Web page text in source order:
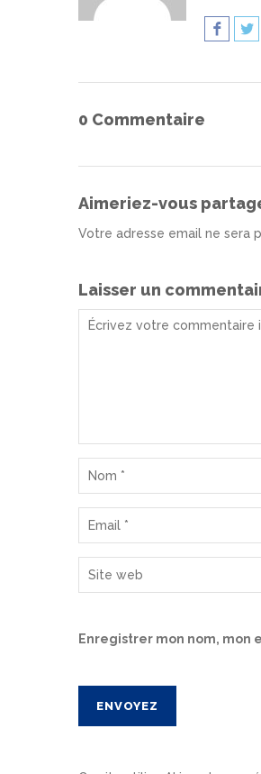
0 Commentaire
Aimeriez-vous
Votre adresse email ne sera
Laisser un
Enregistrer mon nom, mon